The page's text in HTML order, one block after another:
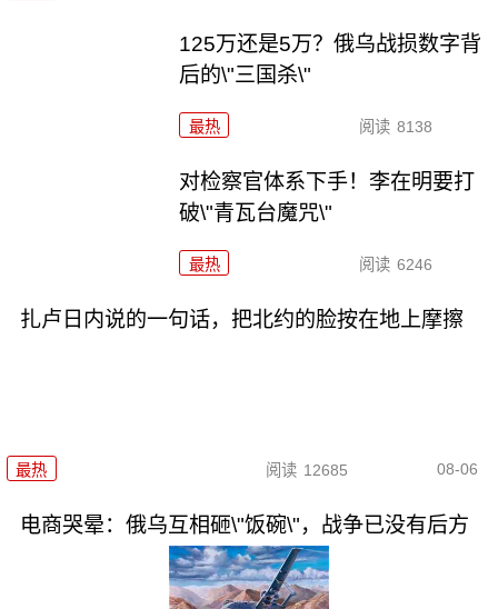
125万还是5万？俄乌战损数字背
后的\"三国杀\"
最热 阅读 8138
对检察官体系下手！李在明要打
破\"青瓦台魔咒\"
最热 阅读 6246
扎卢日内说的一句话，把北约的脸按在地上摩擦
最热 阅读 12685 08-06
电商哭晕：俄乌互相砸\"饭碗\"，战争已没有后方